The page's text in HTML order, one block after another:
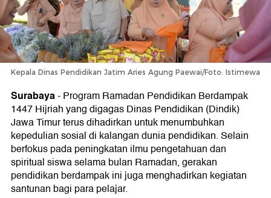
Kepala Dinas Pendidikan Jatim Aries Agung Paewai/Foto: Istimewa
Surabaya-Program Ramadan Pendidikan Berdampak
1447 Hijriah yang digagas Dinas Pendidikan (Dindik)
Jawa Timur terus dihadirkan untuk menumbuhkan
kepedulian sosial di kalangan dunia pendidikan. Selain
berfokus pada peningkatan ilmu pengetahuan dan
spiritual siswa selama bulan Ramadan, gerakan
pendidikan berdampak ini juga menghadirkan kegiatan
santunan bagi para pelajar.